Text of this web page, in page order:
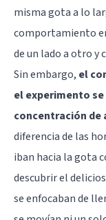
misma gota a lo
comportamiento
de un lado a otro y
Sin embargo, el
el experimento
concentración
diferencia de las
iban hacia la gota
descubrir el
se enfocaban de